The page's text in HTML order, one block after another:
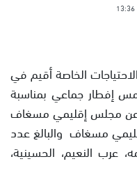
13:36
الخاصة أقيم في
إفطار جماعي بمناسبة
عن مجلس إقليمي مسغاف
مسغاف والبالغ عدد
النعيم، الحسينية،